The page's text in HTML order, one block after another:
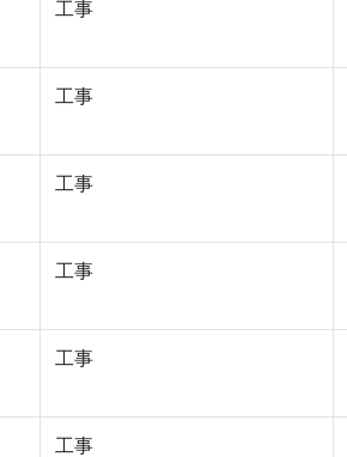
工事
工事
工事
工事
工事
工事